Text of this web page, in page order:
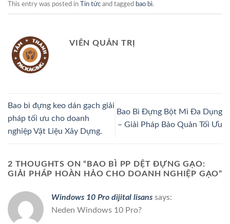
This entry was posted in Tin tức and tagged bao bì.
VIÊN QUẢN TRỊ
Bao bì đựng keo dán gạch giải
pháp tối ưu cho doanh
nghiệp Vật Liệu Xây Dựng.
Bao Bì Đựng Bột Mì Đa Dụng
– Giải Pháp Bảo Quản Tối Ưu
2 THOUGHTS ON “ BAO BÌ PP DỆT ĐỰNG GẠO:
GIẢI PHÁP HOÀN HẢO CHO DOANH NGHIỆP GẠO”
Windows 10 Pro dijital lisans says:
Neden Windows 10 Pro?